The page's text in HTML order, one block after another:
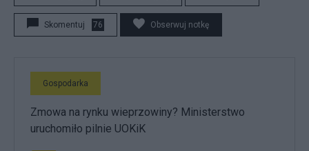
Skomentuj 76 Obserwuj notkę
Gospodarka
Zmowa na rynku wieprzowiny? Ministerstwo
uruchomiło pilnie UOKiK